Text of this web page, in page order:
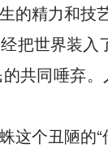
精力和技
世界装
共同唾弃
个丑陋的